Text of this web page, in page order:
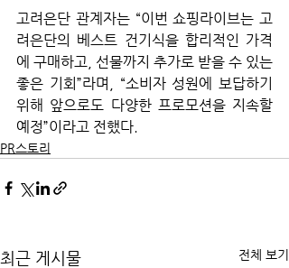
고려은단 관계자는 “이번 쇼핑라이브는 고
려은단의 베스트 건기식을 합리적인 가격
에 구매하고, 선물까지 추가로 받을 수 있는
좋은 기회”라며, “소비자 성원에 보답하기
위해 앞으로도 다양한 프로모션을 지속할
예정”이라고 전했다.
PR스토리
최근 게시물 전체 보기